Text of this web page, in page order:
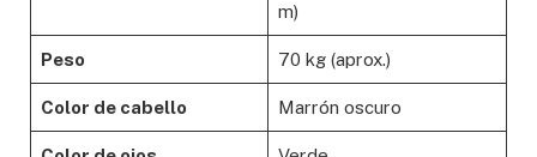
m)
Peso 70 kg (aprox.)
Color de cabello Marrón oscuro